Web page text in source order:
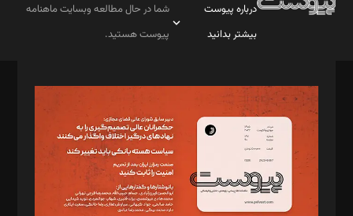
درباره پیوست
بیشتر بدانید
شما در حال مطالعه وبسایت ماهنامه
پیوست هستید.
مدیر مسئول: محمدباقر اثنی‌عشری
سردبیر: مهرک محمودی
دبیر تحریریه: میثم قاسمی
د‌بیر ناداستان: سمانه سمیع
د‌بیر خدمت و تجارت: ابوالفضل رجبی
د‌بیر حقوق فناوری: حسام‌الدین ایپکچی